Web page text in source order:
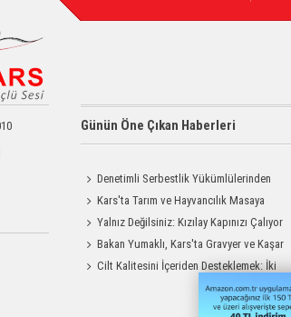
Günün Öne Çıkan Haberleri
Denetimli Serbestlik Yükümlülerinden
Okula Temizlik Desteği
Kars'ta Tarım ve Hayvancılık Masaya
Yatırıldı
Yalnız Değilsiniz: Kızılay Kapınızı Çalıyor
Bakan Yumaklı, Kars'ta Gravyer ve Kaşar
Üretim Tesisini Ziyaret Etti
Cilt Kalitesini İçeriden Desteklemek: İki
Enjeksiyon Uygulamasının Karşılaştırması